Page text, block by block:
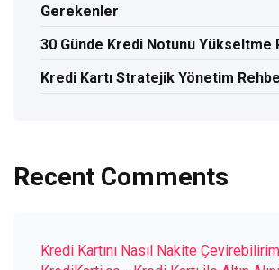
Gerekenler
30 Günde Kredi Notunu Yükseltme
Kredi Kartı Stratejik Yönetim
Recent Comments
Kredi Kartını Nasıl Nakite